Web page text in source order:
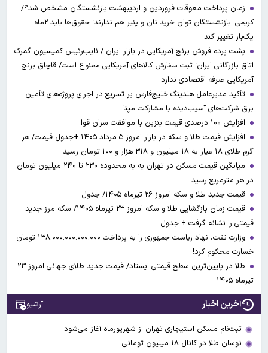
زمان پرداخت معوقات فروردین و اردیبهشت بازنشستگان مشخص شد؟/
کریمی: بازنشستگان توان خرید نان و پنیر هم ندارند؛ حقوق‌ها باید ۲ماه
یک‌بار تغییر کند
پشت پرده فروش برنج آمریکایی در بازار ایران / نایب‌رئیس کمیسیون گمرک
اتاق بازرگانی ایران؛ ثبت سفارش کالاهای آمریکایی ممنوع است/ قاچاق برنج
آمریکایی صرفه اقتصادی ندارد
تأکید مدیرعامل هلدینگ خلیج‌فارس بر تسریع در اجرای پروژه‌های تأمین
برق شرکت‌های آسیب‌دیده با مشارکت مپنا
افزایش ۱۰۰ درصدی قیمت بنزین با موافقت سران قوا
افزایش قیمت طلا و سکه در بازار امروز ۵ مرداد ۱۴۰۵ +جدول قیمت/ هر
گرم طلای ۱۸ عیار به ۱۸ میلیون و ۳۱۸ هزار و ۱۰۰ تومان رسید
میانگین قیمت مسکن در تهران به به محدوده ۲۳۰ تا ۲۴۰ میلیون تومان
در هر مترمربع رسید
قیمت جدید طلا و سکه امروز ۲۶ تیرماه ۱۴۰۵/ جدول
قیمت زمان بازگشایی طلا و سکه امروز ۲۳ تیرماه ۱۴۰۵/ سکه مرز جدید
قیمتی را نشانه گرفت + جدول
وزارت نفت، نهاد ریاست جمهوری را به پرداخت ۱۳۸.۰۰۰.۰۰۰.۰۰۰.۰۰۰ تومان
خسارت محکوم کرد!
طلا در پایین‌ترین سطح قیمتی ایستاد/ قیمت جدید طلای جهانی امروز ۲۳
تیرماه ۱۴۰۵
آخرین اخبار آرشیو
ثبت‌نام مسکن استیجاری تهران از شهریورماه آغاز می‌شود
نوسان طلا در کانال ۱۸ میلیون تومانی